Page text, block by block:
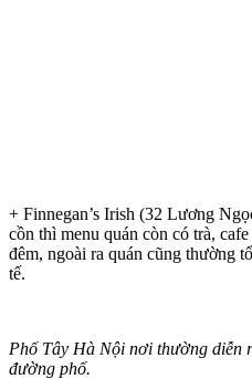
+ Finnegan’s Irish (32 Lương
cồn thì menu quán còn có trà,
đêm, ngoài ra quán cũng thường
tế.
Phố Tây Hà Nội nơi thường diễn
đường phố.